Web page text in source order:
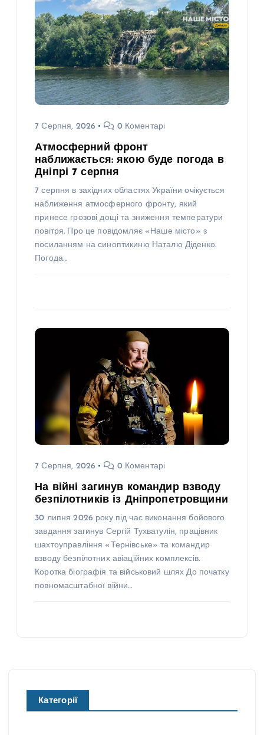
7 Серпня, 2026 0 Коментарі
Атмосферний фронт
наближається: якою буде погода в
Дніпрі 7 серпня
7 серпня в західних областях України очікується
наближення атмосферного фронту, який
принесе грозові дощі та зниження температури
повітря. Про це повідомляє «Наше місто» з
посиланням на синоптикиню Наталю Діденко.
Погода…
7 Серпня, 2026 0 Коментарі
На війні загинув командир взводу
безпілотників із Дніпропетровщини
30 липня 2026 року під час виконання бойового
завдання загинув Сергій Тухватулін, працівник
шахтоуправління «Тернівське» та командир
взводу безпілотних авіаційних комплексів.
Коротка біографія та військовий шлях До початку
повномасштабної війни…
Категорії